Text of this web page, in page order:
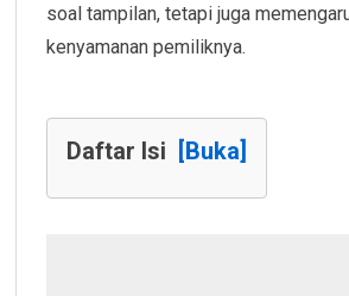
soal tampilan, tetapi juga
kenyamanan pemiliknya.
Daftar Isi [Buka]